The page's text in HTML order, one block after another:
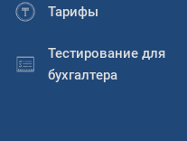
Тарифы
Тестирование для
бухгалтера